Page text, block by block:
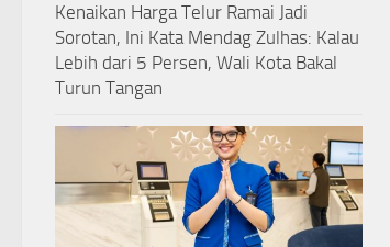
Kenaikan Harga Telur Ramai Jadi
Sorotan, Ini Kata Mendag Zulhas: Kalau
Lebih dari 5 Persen, Wali Kota Bakal
Turun Tangan